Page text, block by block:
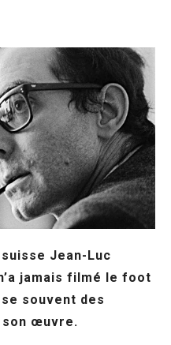
Jean-Luc
jamais filmé le foot
souvent des
œuvre.